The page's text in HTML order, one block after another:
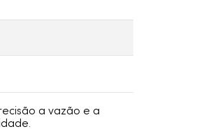
a vazão e a